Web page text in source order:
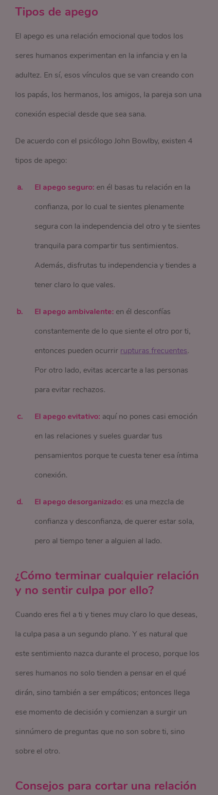
Tipos de apego
El apego es una relación emocional que todos los
seres humanos experimentan en la infancia y en la
adultez. En sí, esos vínculos que se van creando con
los papás, los hermanos, los amigos, la pareja son una
conexión especial desde que sea sana.
De acuerdo con el psicólogo John Bowlby, existen 4
tipos de apego:
El apego seguro: en él basas tu relación en la
confianza, por lo cual te sientes plenamente
segura con la independencia del otro y te sientes
tranquila para compartir tus sentimientos.
Además, disfrutas tu independencia y tiendes a
tener claro lo que vales.
El apego ambivalente: en él desconfías
constantemente de lo que siente el otro por ti,
entonces pueden ocurrir rupturas frecuentes.
Por otro lado, evitas acercarte a las personas
para evitar rechazos.
El apego evitativo: aquí no pones casi emoción
en las relaciones y sueles guardar tus
pensamientos porque te cuesta tener esa íntima
conexión.
El apego desorganizado: es una mezcla de
confianza y desconfianza, de querer estar sola,
pero al tiempo tener a alguien al lado.
¿Cómo terminar cualquier relación
y no sentir culpa por ello?
Cuando eres fiel a ti y tienes muy claro lo que deseas,
la culpa pasa a un segundo plano. Y es natural que
este sentimiento nazca durante el proceso, porque los
seres humanos no solo tienden a pensar en el qué
dirán, sino también a ser empáticos; entonces llega
ese momento de decisión y comienzan a surgir un
sinnúmero de preguntas que no son sobre ti, sino
sobre el otro.
Consejos para cortar una relación